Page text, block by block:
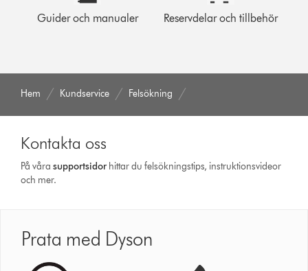
Guider och manualer Reservdelar och tillbehör
Hem Kundservice Felsökning
Kontakta oss
På vårasupport­sidor hittar du felsökningstips, instruktionsvideor
och mer.
Prata med Dyson